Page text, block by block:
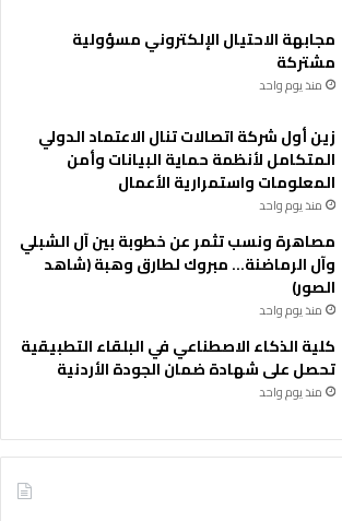
مجابهة الاحتيال الإلكتروني مسؤولية
مشتركة
منذ يوم واحد
زين أول شركة اتصالات تنال الاعتماد الدولي
المتكامل لأنظمة حماية البيانات وأمن
المعلومات واستمرارية الأعمال
منذ يوم واحد
مصاهرة ونسب تثمر عن خطوبة بين آل الشبلي
وآل الرماضنة… مبروك لطارق وهبة (شاهد
الصور)
منذ يوم واحد
كلية الذكاء الاصطناعي في البلقاء التطبيقية
تحصل على شهادة ضمان الجودة الأردنية
منذ يوم واحد